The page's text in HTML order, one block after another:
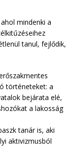
mindenki a
tanul, fejlődik,
történeteket: a
bejárata elé,
a lakosság
tanár is, aki
aktivizmusból